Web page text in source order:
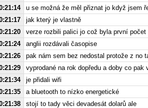
u se možná že měl přiznat jo když jsem
jak který je vlastně
verze rozbili palici jo což byla první
anglii rozdávali časopise
pak nám sem bez nedostal protože z no
vyprodané na rok dopředu a doby co
je přidali wifi
a bluetooth to nízko energetické
stojí to tady věci devadesát dolarů ale